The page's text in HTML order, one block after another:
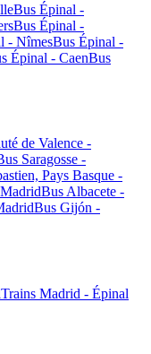
Bus Épinal -
Bus Épinal -
- NîmesBus Épinal -
Épinal - CaenBus
de Valence -
Saragosse -
Pays Basque -
Bus Albacete -
Bus Gijón -
Trains Madrid - Épinal